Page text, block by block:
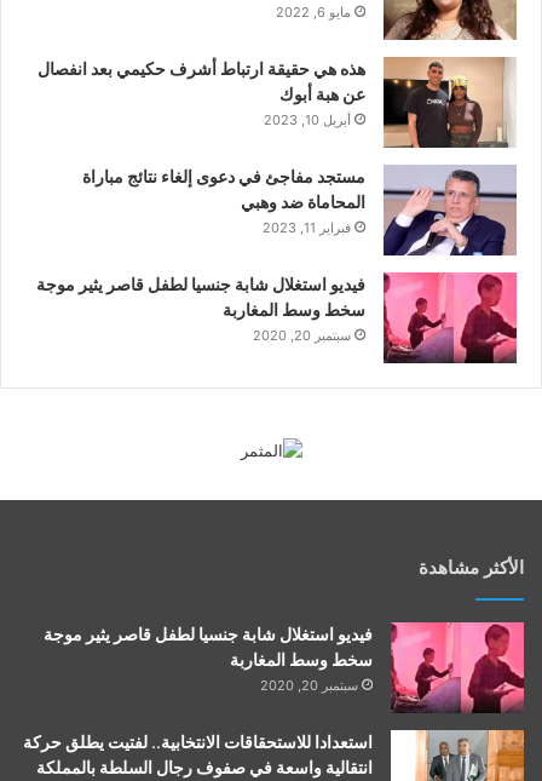
مايو 6, 2022
هذه هي حقيقة ارتباط أشرف حكيمي بعد انفصال
عن هبة أبوك
أبريل 10, 2023
مستجد مفاجئ في دعوى إلغاء نتائج مباراة
المحاماة ضد وهبي
فبراير 11, 2023
فيديو استغلال شابة جنسيا لطفل قاصر يثير موجة
سخط وسط المغاربة
سبتمبر 20, 2020
الأكثر مشاهدة
فيديو استغلال شابة جنسيا لطفل قاصر يثير موجة
سخط وسط المغاربة
سبتمبر 20, 2020
استعدادا للاستحقاقات الانتخابية.. لفتيت يطلق حركة
انتقالية واسعة في صفوف رجال السلطة بالمملكة